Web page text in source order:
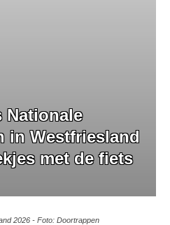
Nationale
in Westfriesland
met de fiets
2026 - Foto: Doortrappen